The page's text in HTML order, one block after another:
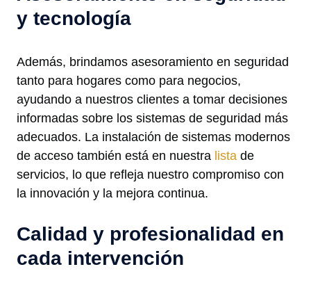
y tecnología
Además, brindamos asesoramiento en seguridad
tanto para hogares como para negocios,
ayudando a nuestros clientes a tomar decisiones
informadas sobre los sistemas de seguridad más
adecuados. La instalación de sistemas modernos
de acceso también está en nuestra lista de
servicios, lo que refleja nuestro compromiso con
la innovación y la mejora continua.
Calidad y profesionalidad en
cada intervención